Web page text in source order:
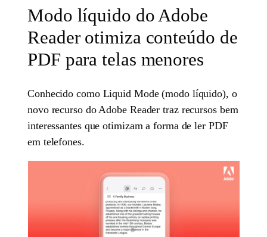
Modo líquido do Adobe
Reader otimiza conteúdo de
PDF para telas menores
Conhecido como Liquid Mode (modo líquido), o
novo recurso do Adobe Reader traz recursos bem
interessantes que otimizam a forma de ler PDF
em telefones.